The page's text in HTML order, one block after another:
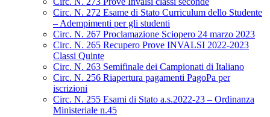
Circ. N. 272 Esame di Stato Curriculum dello Studente
– Adempimenti per gli studenti
Circ. N. 267 Proclamazione Sciopero 24 marzo 2023
Circ. N. 265 Recupero Prove INVALSI 2022-2023
Classi Quinte
Circ. N. 263 Semifinale dei Campionati di Italiano
Circ. N. 256 Riapertura pagamenti PagoPa per
iscrizioni
Circ. N. 255 Esami di Stato a.s.2022-23 – Ordinanza
Ministeriale n.45